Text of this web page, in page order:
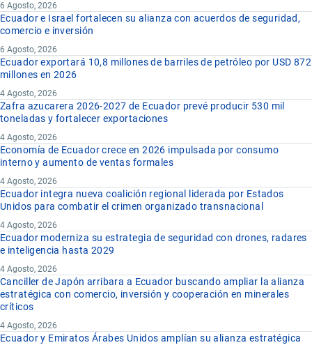
6 Agosto, 2026
Ecuador e Israel fortalecen su alianza con acuerdos de seguridad,
comercio e inversión
6 Agosto, 2026
Ecuador exportará 10,8 millones de barriles de petróleo por USD 872
millones en 2026
4 Agosto, 2026
Zafra azucarera 2026-2027 de Ecuador prevé producir 530 mil
toneladas y fortalecer exportaciones
4 Agosto, 2026
Economía de Ecuador crece en 2026 impulsada por consumo
interno y aumento de ventas formales
4 Agosto, 2026
Ecuador integra nueva coalición regional liderada por Estados
Unidos para combatir el crimen organizado transnacional
4 Agosto, 2026
Ecuador moderniza su estrategia de seguridad con drones, radares
e inteligencia hasta 2029
4 Agosto, 2026
Canciller de Japón arribara a Ecuador buscando ampliar la alianza
estratégica con comercio, inversión y cooperación en minerales
críticos
4 Agosto, 2026
Ecuador y Emiratos Árabes Unidos amplían su alianza estratégica